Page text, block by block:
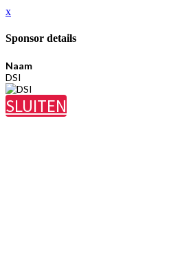
x
Sponsor details
Naam
DSI
SLUITEN